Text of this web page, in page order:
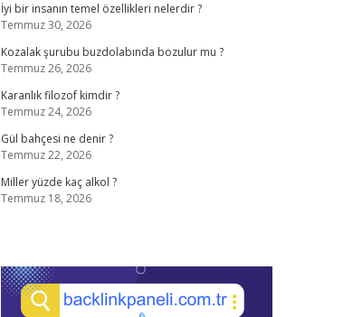
İyi bir insanın temel özellikleri nelerdir ?
Temmuz 30, 2026
Kozalak şurubu buzdolabında bozulur mu ?
Temmuz 26, 2026
Karanlık filozof kimdir ?
Temmuz 24, 2026
Gül bahçesi ne denir ?
Temmuz 22, 2026
Miller yüzde kaç alkol ?
Temmuz 18, 2026